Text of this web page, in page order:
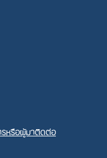
รหรือผู้มาติดต่อ